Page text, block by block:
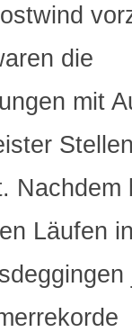
die
mit
Nachdem
Läufen